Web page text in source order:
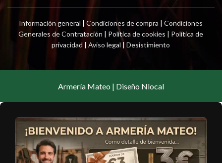
Información general |Condiciones de compra |Condiciones
Generales de Contratación | Política de cookies | Política de
privacidad |Aviso legal |Desistimiento
Armería Mateo | Diseño Nlocal